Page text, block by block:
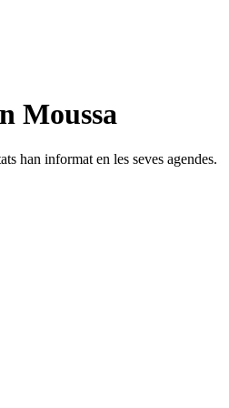
Moussa
han informat en les seves agendes.